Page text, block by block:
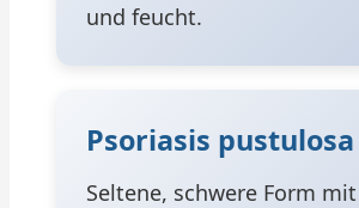
und feucht.
Psoriasis pustulosa
Seltene, schwere Form